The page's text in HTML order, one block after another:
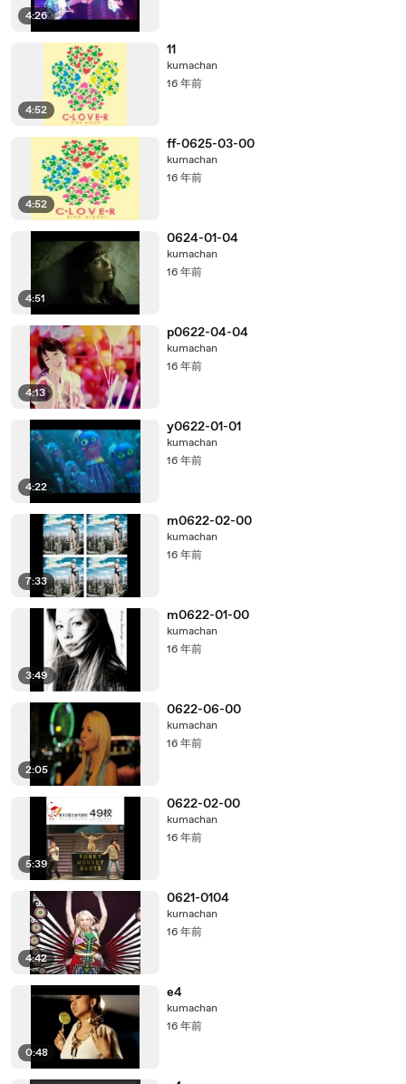
4:26
4:52
11
kumachan
16 年前
4:52
ff-0625-03-00
kumachan
16 年前
4:51
0624-01-04
kumachan
16 年前
4:13
p0622-04-04
kumachan
16 年前
4:22
y0622-01-01
kumachan
16 年前
7:33
m0622-02-00
kumachan
16 年前
3:49
m0622-01-00
kumachan
16 年前
2:05
0622-06-00
kumachan
16 年前
5:39
0622-02-00
kumachan
16 年前
4:42
0621-0104
kumachan
16 年前
0:48
e4
kumachan
16 年前